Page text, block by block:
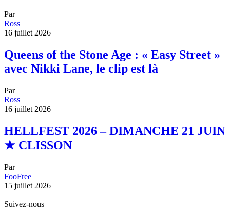
Par
Ross
16 juillet 2026
Queens of the Stone Age : « Easy Street »
avec Nikki Lane, le clip est là
Par
Ross
16 juillet 2026
HELLFEST 2026 – DIMANCHE 21 JUIN
★ CLISSON
Par
FooFree
15 juillet 2026
Suivez-nous